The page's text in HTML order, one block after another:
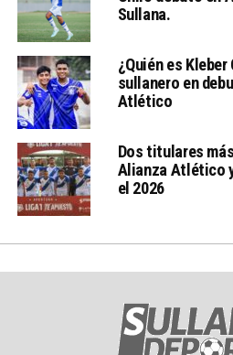
Sullana.
¿Quién es
sullanero en
Atlético
Dos titulares
Alianza Atlético
el 2026